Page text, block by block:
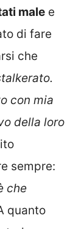
male e
di fare
che
con mia
della loro
sempre:
che
quanto